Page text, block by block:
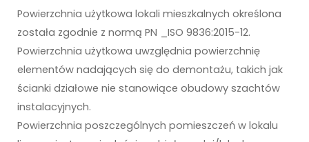
Powierzchnia użytkowa lokali mieszkalnych określona
została zgodnie z normą PN _ISO 9836:2015-12.
Powierzchnia użytkowa uwzględnia powierzchnię
elementów nadających się do demontażu, takich jak
ścianki działowe nie stanowiące obudowy szachtów
instalacyjnych.
Powierzchnia poszczególnych pomieszczeń w lokalu